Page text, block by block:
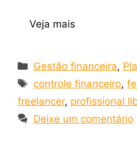
Veja mais
Gestão financeira,
controle financeiro,
freelancer, profissional
Deixe um comentário